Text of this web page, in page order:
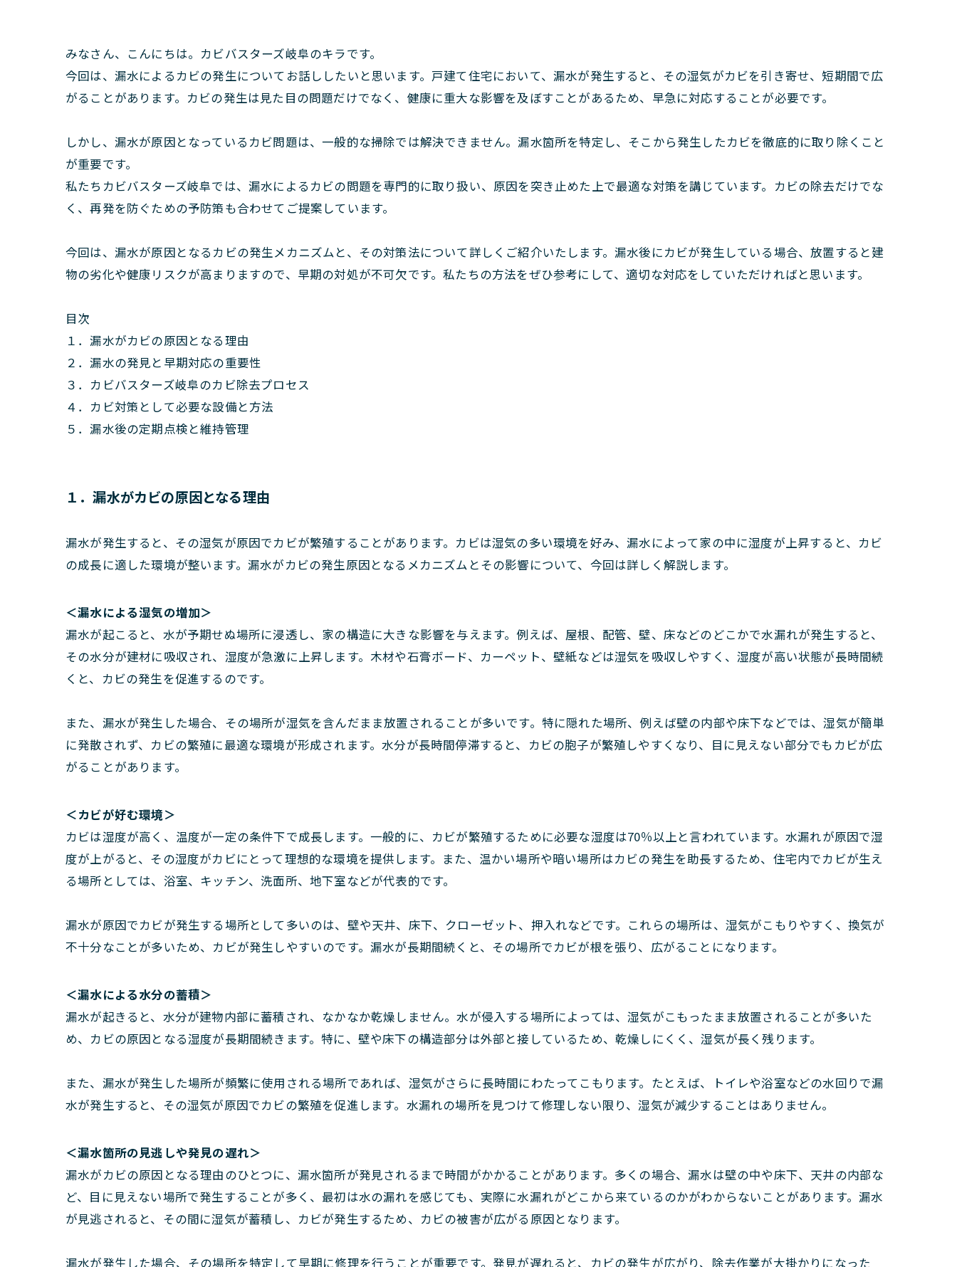
みなさん、こんにちは。カビバスターズ岐阜のキラです。
今回は、漏水によるカビの発生についてお話ししたいと思います。戸建て住宅において、漏水が発生すると、その湿気がカビを引き寄せ、短期間で広
がることがあります。カビの発生は見た目の問題だけでなく、健康に重大な影響を及ぼすことがあるため、早急に対応することが必要です。
しかし、漏水が原因となっているカビ問題は、一般的な掃除では解決できません。漏水箇所を特定し、そこから発生したカビを徹底的に取り除くこと
が重要です。
私たちカビバスターズ岐阜では、漏水によるカビの問題を専門的に取り扱い、原因を突き止めた上で最適な対策を講じています。カビの除去だけでな
く、再発を防ぐための予防策も合わせてご提案しています。
今回は、漏水が原因となるカビの発生メカニズムと、その対策法について詳しくご紹介いたします。漏水後にカビが発生している場合、放置すると建
物の劣化や健康リスクが高まりますので、早期の対処が不可欠です。私たちの方法をぜひ参考にして、適切な対応をしていただければと思います。
目次
１．漏水がカビの原因となる理由
２．漏水の発見と早期対応の重要性
３．カビバスターズ岐阜のカビ除去プロセス
４．カビ対策として必要な設備と方法
５．漏水後の定期点検と維持管理
１．漏水がカビの原因となる理由
漏水が発生すると、その湿気が原因でカビが繁殖することがあります。カビは湿気の多い環境を好み、漏水によって家の中に湿度が上昇すると、カビ
の成長に適した環境が整います。漏水がカビの発生原因となるメカニズムとその影響について、今回は詳しく解説します。
＜漏水による湿気の増加＞
漏水が起こると、水が予期せぬ場所に浸透し、家の構造に大きな影響を与えます。例えば、屋根、配管、壁、床などのどこかで水漏れが発生すると、
その水分が建材に吸収され、湿度が急激に上昇します。木材や石膏ボード、カーペット、壁紙などは湿気を吸収しやすく、湿度が高い状態が長時間続
くと、カビの発生を促進するのです。
また、漏水が発生した場合、その場所が湿気を含んだまま放置されることが多いです。特に隠れた場所、例えば壁の内部や床下などでは、湿気が簡単
に発散されず、カビの繁殖に最適な環境が形成されます。水分が長時間停滞すると、カビの胞子が繁殖しやすくなり、目に見えない部分でもカビが広
がることがあります。
＜カビが好む環境＞
カビは湿度が高く、温度が一定の条件下で成長します。一般的に、カビが繁殖するために必要な湿度は70％以上と言われています。水漏れが原因で湿
度が上がると、その湿度がカビにとって理想的な環境を提供します。また、温かい場所や暗い場所はカビの発生を助長するため、住宅内でカビが生え
る場所としては、浴室、キッチン、洗面所、地下室などが代表的です。
漏水が原因でカビが発生する場所として多いのは、壁や天井、床下、クローゼット、押入れなどです。これらの場所は、湿気がこもりやすく、換気が
不十分なことが多いため、カビが発生しやすいのです。漏水が長期間続くと、その場所でカビが根を張り、広がることになります。
＜漏水による水分の蓄積＞
漏水が起きると、水分が建物内部に蓄積され、なかなか乾燥しません。水が侵入する場所によっては、湿気がこもったまま放置されることが多いた
め、カビの原因となる湿度が長期間続きます。特に、壁や床下の構造部分は外部と接しているため、乾燥しにくく、湿気が長く残ります。
また、漏水が発生した場所が頻繁に使用される場所であれば、湿気がさらに長時間にわたってこもります。たとえば、トイレや浴室などの水回りで漏
水が発生すると、その湿気が原因でカビの繁殖を促進します。水漏れの場所を見つけて修理しない限り、湿気が減少することはありません。
＜漏水箇所の見逃しや発見の遅れ＞
漏水がカビの原因となる理由のひとつに、漏水箇所が発見されるまで時間がかかることがあります。多くの場合、漏水は壁の中や床下、天井の内部な
ど、目に見えない場所で発生することが多く、最初は水の漏れを感じても、実際に水漏れがどこから来ているのかがわからないことがあります。漏水
が見逃されると、その間に湿気が蓄積し、カビが発生するため、カビの被害が広がる原因となります。
漏水が発生した場合、その場所を特定して早期に修理を行うことが重要です。発見が遅れると、カビの発生が広がり、除去作業が大掛かりになった